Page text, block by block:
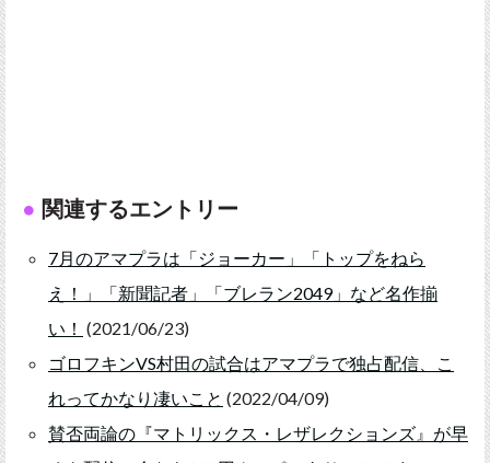
関連するエントリー
7月のアマプラは「ジョーカー」「トップをねら
え！」「新聞記者」「ブレラン2049」など名作揃
い！ (2021/06/23)
ゴロフキンVS村田の試合はアマプラで独占配信、こ
れってかなり凄いこと (2022/04/09)
賛否両論の『マトリックス・レザレクションズ』が早